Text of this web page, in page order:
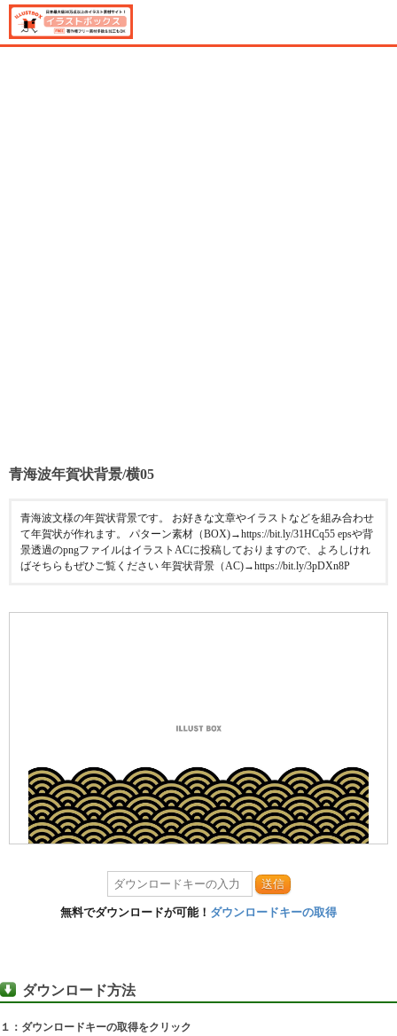
青海波年賀状背景/横05
青海波文様の年賀状背景です。 お好きな文章やイラストなどを組み合わせ
て年賀状が作れます。 パターン素材（BOX)→https://bit.ly/31HCq55 epsや背
景透過のpngファイルはイラストACに投稿しておりますので、よろしけれ
ばそちらもぜひご覧ください 年賀状背景（AC)→https://bit.ly/3pDXn8P
送信
無料でダウンロードが可能！ ダウンロードキーの取得
ダウンロード方法
１：ダウンロードキーの取得をクリック